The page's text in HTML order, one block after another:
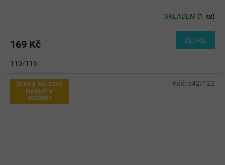
SKLADEM (1 ks)
169 Kč DETAIL
110/116
SLEVA NA CELÝ
NÁKUP V
KOŠÍKU
Kód: 542/122